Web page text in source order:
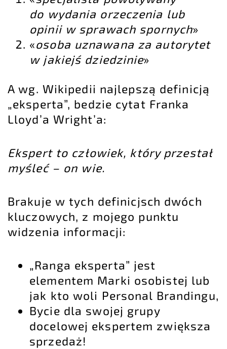
do wydania orzeczenia lub
opinii w sprawach spornych»
«osoba uznawana za autorytet
w jakiejś dziedzinie»
A wg. Wikipedii najlepszą definicją
„eksperta”, bedzie cytat Franka
Lloyd’a Wright’a:
Ekspert to człowiek, który przestał
myśleć – on wie.
Brakuje w tych definicjsch dwóch
kluczowych, z mojego punktu
widzenia informacji:
„Ranga eksperta” jest
elementem Marki osobistej lub
jak kto woli Personal Brandingu,
Bycie dla swojej grupy
docelowej ekspertem zwiększa
sprzedaż!